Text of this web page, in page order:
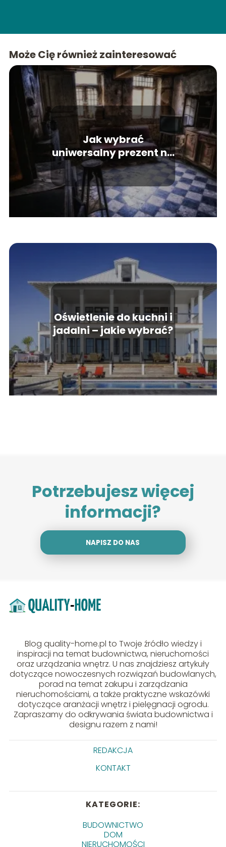
Może Cię również zainteresować
Jak wybrać
uniwersalny prezent na
nowe mieszkanie?
Oświetlenie do kuchni i
jadalni – jakie wybrać?
Potrzebujesz więcej
informacji?
NAPISZ DO NAS
Blog quality-home.pl to Twoje źródło wiedzy i
inspiracji na temat budownictwa, nieruchomości
oraz urządzania wnętrz. U nas znajdziesz artykuły
dotyczące nowoczesnych rozwiązań budowlanych,
porad na temat zakupu i zarządzania
nieruchomościami, a także praktyczne wskazówki
dotyczące aranżacji wnętrz i pielęgnacji ogrodu.
Zapraszamy do odkrywania świata budownictwa i
designu razem z nami!
REDAKCJA
KONTAKT
KATEGORIE:
BUDOWNICTWO
DOM
NIERUCHOMOŚCI